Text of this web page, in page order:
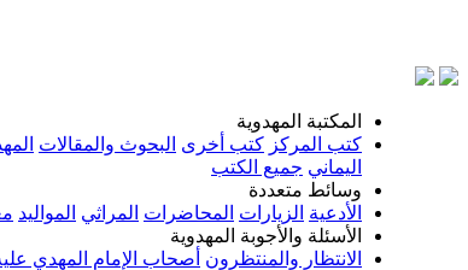
المكتبة المهدوية
كتب المركز كتب أخرى البحوث والمقالات
اليماني جميع الكتب
وسائط متعددة
الأدعية الزيارات المحاضرات المراثي المواليد
الأسئلة والأجوبة المهدوية
الانتظار والمنتظرون أصحاب الإمام المهدي